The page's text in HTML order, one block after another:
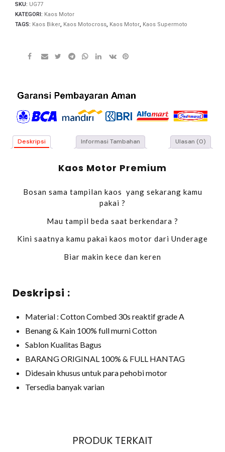
SKU: UG77
KATEGORI: Kaos Motor
TAGS: Kaos Biker Kaos Motocross Kaos Motor Kaos Supermoto
Deskripsi Informasi Tambahan Ulasan (0)
Kaos Motor Premium
Bosan sama tampilan kaos yang sekarang kamu
pakai ?
Mau tampil beda saat berkendara ?
Kini saatnya kamu pakai kaos motor dari Underage
Biar makin kece dan keren
Deskripsi :
Material : Cotton Combed 30s reaktif grade A
Benang & Kain 100% full murni Cotton
Sablon Kualitas Bagus
BARANG ORIGINAL 100% & FULL HANTAG
Didesain khusus untuk para pehobi motor
Tersedia banyak varian
PRODUK TERKAIT